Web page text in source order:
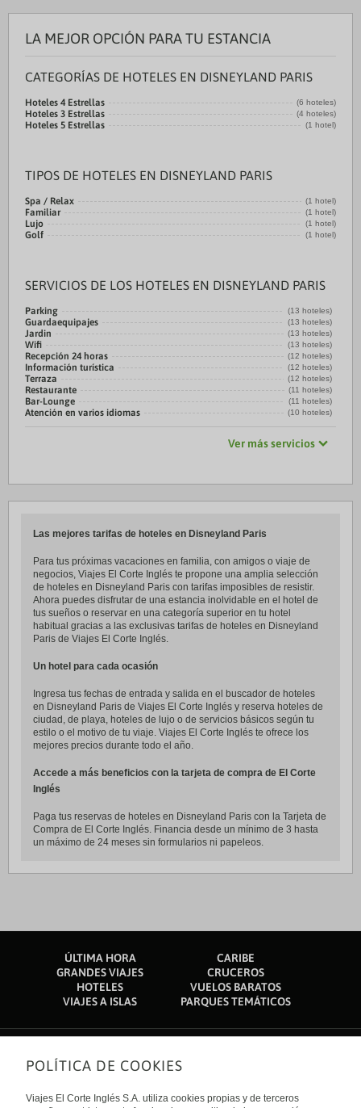
LA MEJOR OPCIÓN PARA TU ESTANCIA
CATEGORÍAS DE HOTELES EN DISNEYLAND PARIS
Hoteles 4 Estrellas (6 hoteles)
Hoteles 3 Estrellas (4 hoteles)
Hoteles 5 Estrellas (1 hotel)
TIPOS DE HOTELES EN DISNEYLAND PARIS
Spa / Relax (1 hotel)
Familiar (1 hotel)
Lujo (1 hotel)
Golf (1 hotel)
SERVICIOS DE LOS HOTELES EN DISNEYLAND PARIS
Parking (13 hoteles)
Guardaequipajes (13 hoteles)
Jardin (13 hoteles)
Wifi (13 hoteles)
Recepción 24 horas (12 hoteles)
Información turística (12 hoteles)
Terraza (12 hoteles)
Restaurante (11 hoteles)
Bar-Lounge (11 hoteles)
Atención en varios idiomas (10 hoteles)
Ver más servicios
Las mejores tarifas de hoteles en Disneyland Paris
Para tus próximas vacaciones en familia, con amigos o viaje de
negocios, Viajes El Corte Inglés te propone una amplia selección
de hoteles en Disneyland Paris con tarifas imposibles de resistir.
Ahora puedes disfrutar de una estancia inolvidable en el hotel de
tus sueños o reservar en una categoría superior en tu hotel
habitual gracias a las exclusivas tarifas de hoteles en Disneyland
Paris de Viajes El Corte Inglés.
Un hotel para cada ocasión
Ingresa tus fechas de entrada y salida en el buscador de hoteles
en Disneyland Paris de Viajes El Corte Inglés y reserva hoteles de
ciudad, de playa, hoteles de lujo o de servicios básicos según tu
estilo o el motivo de tu viaje. Viajes El Corte Inglés te ofrece los
mejores precios durante todo el año.
Accede a más beneficios con la tarjeta de compra de El Corte
Inglés
Paga tus reservas de hoteles en Disneyland Paris con la Tarjeta de
Compra de El Corte Inglés. Financia desde un mínimo de 3 hasta
un máximo de 24 meses sin formularios ni papeleos.
ÚLTIMA HORA
CARIBE
GRANDES VIAJES
CRUCEROS
HOTELES
VUELOS BARATOS
VIAJES A ISLAS
PARQUES TEMÁTICOS
Sobre nosotros
Quiénes somos
POLÍTICA DE COOKIES
Viajes El Corte Inglés S.A. utiliza cookies propias y de terceros